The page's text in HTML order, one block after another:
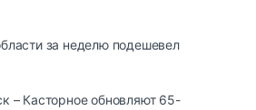
за неделю подешевел
– Касторное обновляют 65-